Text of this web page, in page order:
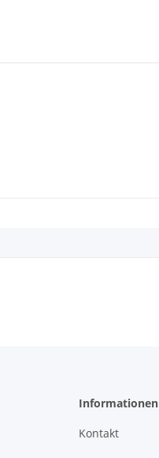
Informationen
Kontakt